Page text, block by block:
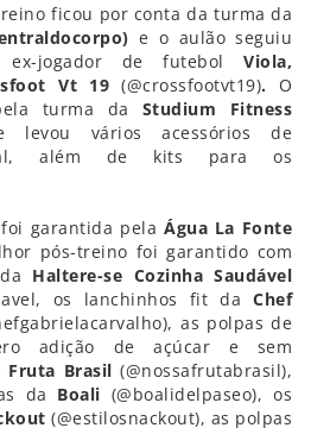
ficou por conta da turma da
e o aulão seguiu
jogador de futebol Viola,
Vt 19(@crossfootvt19). O
turma da Studium Fitness
levou vários acessórios de
além de kits para os
garantida pelaÁgua La Fonte
pós-treino foi garantido com
Haltere-se Cozinha Saudável
os lanchinhos fit daChef
as polpas de
adição de açúcar e sem
Fruta Brasil (@nossafrutabrasil),
da Boali (@boalidelpaseo), os
(@estilosnackout), as polpas